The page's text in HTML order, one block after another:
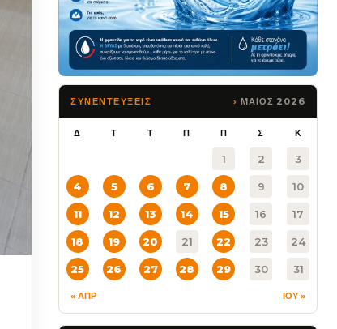
ΣΥΝΕΝΤΕΥΞΕΙΣ ΜΑΙΟΣ 2026
Δ Τ Τ Π Π Σ Κ
1 2 3
4 5 6 7 8 9 10
11 12 13 14 15 16 17
18 19 20 21 22 23 24
25 26 27 28 29 30 31
« ΑΠΡ ΙΟΥ »